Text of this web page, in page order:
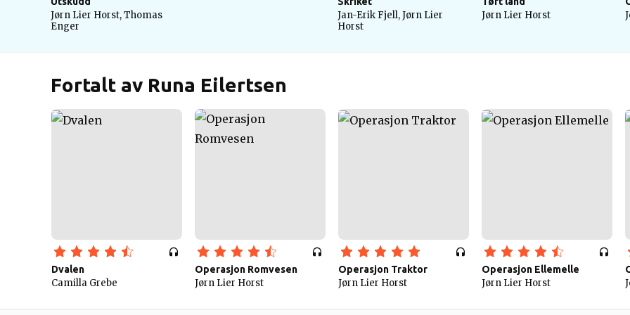
Jørn Lier Horst, Thomas
Enger
Jan-Erik Fjell, Jørn Lier
Horst
Jørn Lier Horst
Fortalt av Runa Eilertsen
Dvalen
Camilla Grebe
Operasjon Romvesen
Jørn Lier Horst
Operasjon Traktor
Jørn Lier Horst
Operasjon Ellemelle
Jørn Lier Horst